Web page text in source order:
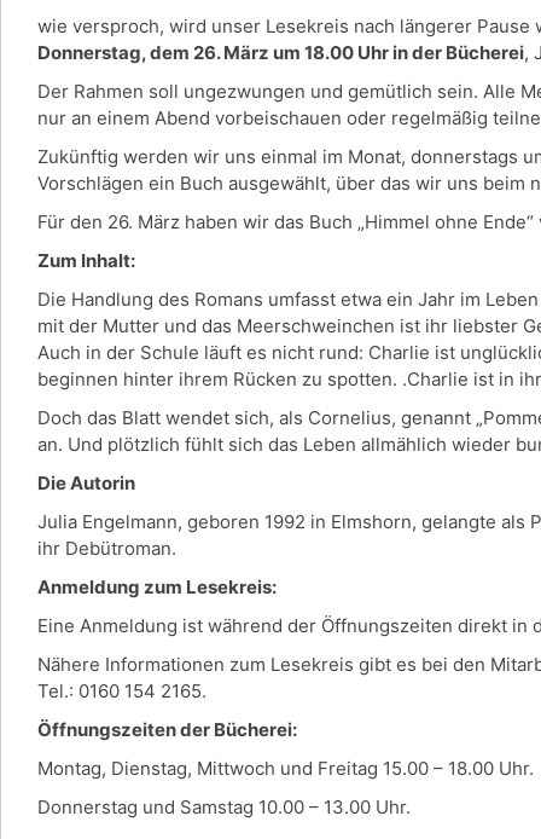
wie versproch, wird unser Lesekreis nach längerer
Donnerstag, dem 26. März um 18.00 Uhr in der Bücherei,
Der Rahmen soll ungezwungen und gemütlich sein. Alle
nur an einem Abend vorbeischauen oder regelmäßig
Zukünftig werden wir uns einmal im Monat, donnerstags
Vorschlägen ein Buch ausgewählt, über das wir uns beim
Für den 26. März haben wir das Buch „Himmel ohne
Zum Inhalt:
Die Handlung des Romans umfasst etwa ein Jahr im
mit der Mutter und das Meerschweinchen ist ihr liebster
Auch in der Schule läuft es nicht rund: Charlie ist
beginnen hinter ihrem Rücken zu spotten. .Charlie ist in
Doch das Blatt wendet sich, als Cornelius, genannt
an. Und plötzlich fühlt sich das Leben allmählich wieder
Die Autorin
Julia Engelmann, geboren 1992 in Elmshorn, gelangte
ihr Debütroman.
Anmeldung zum Lesekreis:
Eine Anmeldung ist während der Öffnungszeiten direkt
Nähere Informationen zum Lesekreis gibt es bei den
Tel.: 0160 154 2165.
Öffnungszeiten der Bücherei:
Montag, Dienstag, Mittwoch und Freitag 15.00 – 18.00 Uhr.
Donnerstag und Samstag 10.00 – 13.00 Uhr.